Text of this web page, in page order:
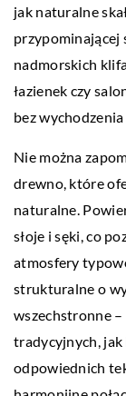
jak naturalne
przypominającej
nadmorskich
łazienek czy
bez
Nie można
drewno, które
naturalne.
słoje i sęki, co
atmosfery
strukturalne o
wszechstronne
tradycyjnych, jak
odpowiednich